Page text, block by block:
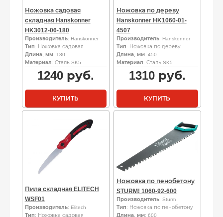
Ножовка садовая
складная Hanskonner
HK3012-06-180
Производитель: Hanskonner
Тип: Ножовка садовая
Длина, мм: 180
Материал: Сталь SK5
1240руб.
КУПИТЬ
Ножовка по дереву
Hanskonner HK1060-01-
4507
Производитель: Hanskonner
Тип: Ножовка по дереву
Длина, мм: 450
Материал: Сталь SK5
1310руб.
КУПИТЬ
Пила складная ELITECH
WSF01
Производитель: Elitech
Тип: Ножовка садовая
Ножовка по пенобетону
STURM! 1060-92-600
Производитель: Sturm
Тип: Ножовка по пенобетону
Длина, мм: 600